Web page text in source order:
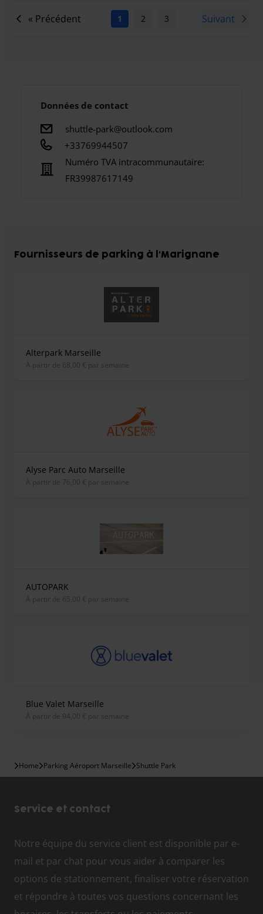
« Précédent 1 2 3 5
Suivant
Données de contact
shuttle-park@outlook.com
+33769944507
Numéro TVA intracommunautaire:
FR39987617149
Fournisseurs de parking à l'Marignane
Alterpark Marseille
À partir de 68,00 € par semaine
Alyse Parc Auto Marseille
À partir de 76,00 € par semaine
AUTOPARK
À partir de 65,00 € par semaine
Blue Valet Marseille
À partir de 94,00 € par semaine
Home Parking Aéroport Marseille Shuttle Park
Service et contact
Notre équipe du service client est disponible par e-
mail et par chat pour vous aider à comparer les
options de stationnement, finaliser votre réservation
et répondre à toutes vos questions concernant les